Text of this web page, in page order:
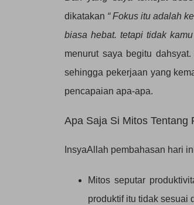
dikatakan “ Fokus itu adalah
biasa hebat. tetapi tidak
menurut saya begitu
sehingga pekerjaan yang
pencapaian apa-apa.
Apa Saja Si Mitos Tentang
InsyaAllah pembahasan hari
Mitos seputar
produktif itu tidak sesuai